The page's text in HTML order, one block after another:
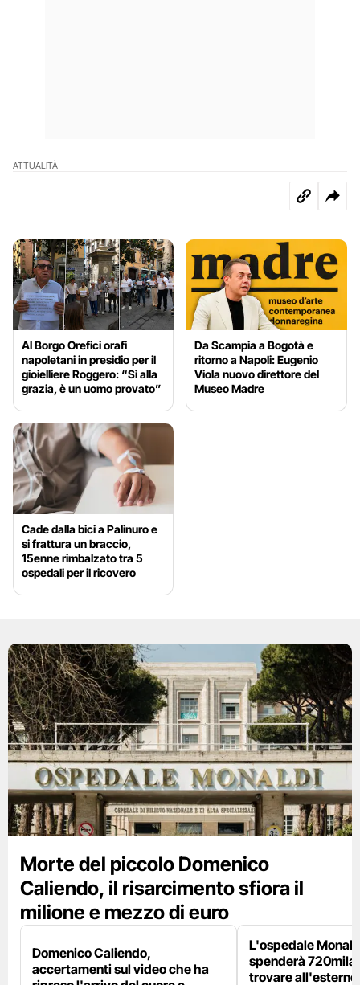
ATTUALITÀ
Al Borgo Orefici orafi
napoletani in presidio per il
gioielliere Roggero: “Sì alla
grazia, è un uomo provato”
Da Scampia a Bogotà e
ritorno a Napoli: Eugenio
Viola nuovo direttore del
Museo Madre
Cade dalla bici a Palinuro e
si frattura un braccio,
15enne rimbalzato tra 5
ospedali per il ricovero
Morte del piccolo Domenico
Caliendo, il risarcimento sfiora il
milione e mezzo di euro
Domenico Caliendo,
accertamenti sul video che ha
L'ospedale
spenderà 720mila
trovare all'esterno